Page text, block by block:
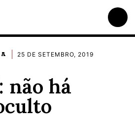
25 DE SETEMBRO, 2019
não há